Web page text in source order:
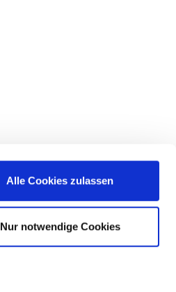
Alle Cookies zulassen
Nur notwendige Cookies